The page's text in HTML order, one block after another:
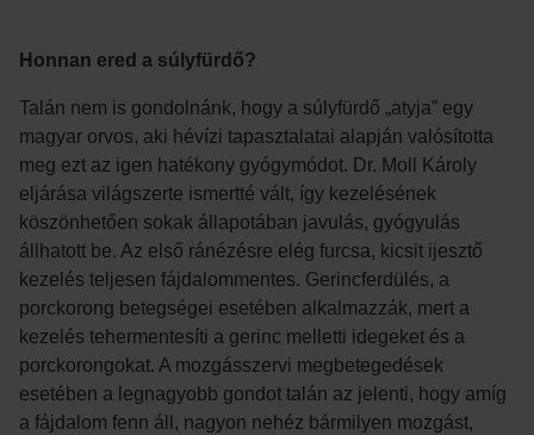
Honnan ered a súlyfürdő?
Talán nem is gondolnánk, hogy a súlyfürdő „atyja” egy
magyar orvos, aki hévízi tapasztalatai alapján valósította
meg ezt az igen hatékony gyógymódot. Dr. Moll Károly
eljárása világszerte ismertté vált, így kezelésének
köszönhetően sokak állapotában javulás, gyógyulás
állhatott be. Az első ránézésre elég furcsa, kicsit ijesztő
kezelés teljesen fájdalommentes. Gerincferdülés, a
porckorong betegségei esetében alkalmazzák, mert a
kezelés tehermentesíti a gerinc melletti idegeket és a
porckorongokat. A mozgásszervi megbetegedések
esetében a legnagyobb gondot talán az jelenti, hogy amíg
a fájdalom fenn áll, nagyon nehéz bármilyen mozgást,